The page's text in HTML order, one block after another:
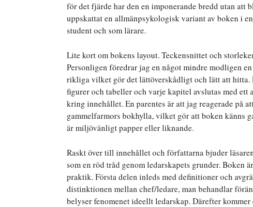
för det fjärde har den en imponerande bredd utan
uppskattat en allmänpsykologisk variant av boken i
student och som lärare.
Lite kort om bokens layout. Teckensnittet och
Personligen föredrar jag en något mindre modligen
rikliga vilket gör det lättöverskådligt och lätt att hitta.
figurer och tabeller och varje kapitel avslutas med
kring innehållet. En parentes är att jag reagerade på
gammelfarmors bokhylla, vilket gör att boken känns
är miljövänligt papper eller liknande.
Raskt över till innehållet och författarna bjuder
som en röd tråd genom ledarskapets grunder.
praktik. Första delen inleds med definitioner och
distinktionen mellan chef/ledare, man behandlar
belyser fenomenet ideellt ledarskap. Därefter